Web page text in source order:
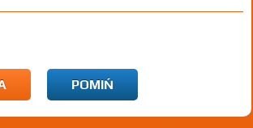
30%(1) 75+(2) DZ(3)
leku) Wskazania pozarejestracyjne: Objaw
twardziną układową - leczenie pierwszoliniowe
POMIŃ